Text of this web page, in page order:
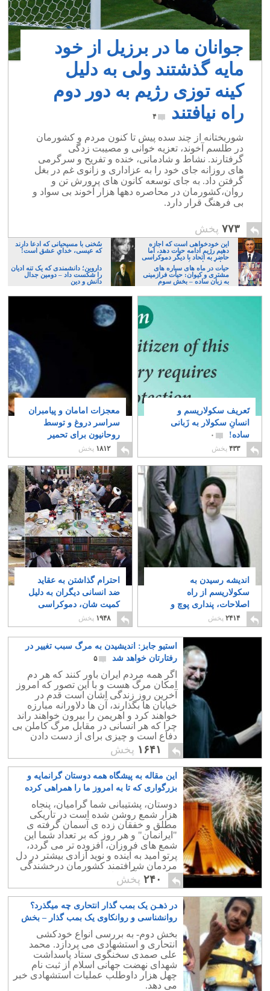
جوانان ما در برزیل از خود
مایه گذشتند ولی به دلیل
کینه توزی رژیم به دور دوم
راه نیافتند
۴
شوربختانه از چند سده پیش تا کنون مردم و کشورمان
در طلسم آخوند، تعزیه خوانی و مصیبت زدگی
گرفتارند. نشاط و شادمانی، خنده و تفریح و سرگرمی
های روزانه جای خود را به عزاداری و زانوی غم در بغل
گرفتن داد. به جای توسعه کانون های پرورش تن و
روان،کشورمان در محاصره دهها هزار آخوند بی سواد و
بی فرهنگ قرار دارد.
۷۷۳ پخش
این خودخواهی است که اجازه
دهیم رژیم ادامه حیات دهد، اما
حاضر به اتحاد با دیگر دموکراسی
خواهان نباشیم!
سُخنی با مسیحیانی که ادعا دارند
که عیسی، خدایِ عشق است!
حیات در ماه های سیاره های
مشتری و کیوان: حیات فرازمینی
به زبان ساده – بخش سوم
داروین؛ دانشمندی که یک تنه ادیان
را شکست داد – دومین جدال
دانش و دین
تَعریف سکولاریسم و
انسانِ سکولار به زَبانی
ساده!
۰
۴۳۳ پخش
معجزات امامان و پیامبران
سراسر دروغ و توسط
روحانیون برای تحمیر
مردم ساخته شده اند
۶۶
۱۸۱۲ پخش
اندیشه رسیدن به
سکولاریسم از راه
اصلاحات، پنداری پوچ و
خواب و خیالی بیش نیست
۴
۲۴۱۴ پخش
احترام گذاشتن به عقاید
ضد انسانی دیگران به دلیل
کمیت شان، دموکراسی
نیست بلکه دیکتاتوری
اکثریت است
۱۰
۱۹۴۸ پخش
استیو جابز: اندیشیدن به مرگ سبب تغییر در
رفتارتان خواهد شد
۵
اگر همه مردم ایران باور کنند که هر دم
امکان مرگ هست و با این تصور که امروز
آخرین روز زندگی اشان است قدم در
خیابان ها بگذارند، آن ها دلاورانه مبارزه
خواهند کرد و اهریمن را بیرون خواهند راند
چرا که هر انسانی در مقابل مرگ کاملن بی
دفاع است و چیزی برای از دست دادن
ندارد.۱۶۴۱ پخش
این مقاله به پیشگاه همه دوستان گرانمایه و
بزرگواری که تا به امروز ما را همراهی کرده
اند، تقدیم می گردد
دوستان، پشتیبانی شما گرامیان، پنجاه
هزار شمع روشن شده است در تاریکی
مطلق و خفقان زده ی آسمان گرفته ی
"ایرانمان" و هر روز که بر تعداد شما این
شمع های فروزان، افزوده تر می گردد،
پرتو امید به آینده و نوید آزادی بیشتر در دل
مردمان شرافتمند کشورمان درخشندگی
می یابد، و آرزوها به حقیقت نزدیک تر می
شود.
۲۴۰ پخش
در ذهـن یک بمب گذار انتحاری چه میگذرد؟
روانشناسی و روانکاوی یک بمب گذار – بخش
بخش دوم- به بررسی انواع خودکشی
انتحاری و استشهادی می پردازد. محمد
علی صمدی سخنگوی ستاد پاسداشت
شهدای نهضت جهانی اسلام از ثبت نام
چهل هزار داوطلب عملیات استشهادی خبر
می دهد.